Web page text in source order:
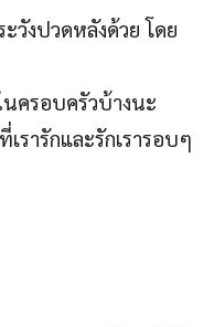
วังปวดหลังด้วย โดย
นครอบครัวบ้างนะ
รารักและรักเรารอบๆ